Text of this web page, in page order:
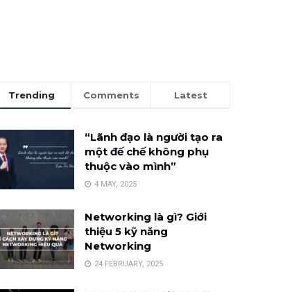
Trending Comments Latest
“Lãnh đạo là người tạo ra
một đế chế không phụ
thuộc vào mình”
4 MAY, 2025
Networking là gì? Giới
thiệu 5 kỹ năng
Networking
24 FEBRUARY, 2025